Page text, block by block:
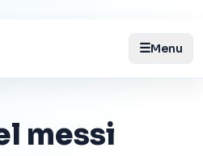
☰Menu
messi